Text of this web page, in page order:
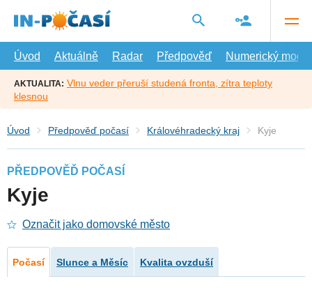
hlavní
Úvod
Aktuálně Radar Předpověď Numerický model
AKTUALITA: Vlnu veder přeruší studená fronta, zítra teploty
klesnou
Úvod Předpověď počasí Královéhradecký kraj Kyje
PŘEDPOVĚĎ POČASÍ
Kyje
Označit jako domovské město
Počasí Slunce a Měsíc Kvalita ovzduší